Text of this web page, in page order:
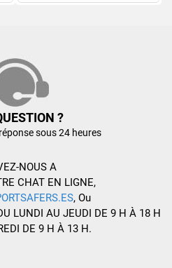
?
sous 24 heures
NOUS A
CHAT EN LIGNE,
, Ou
LUNDI AU JEUDI DE 9 H À 18 H
DE 9 H À 13 H.